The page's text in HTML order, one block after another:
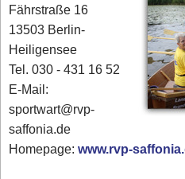
Fährstraße 16
13503 Berlin-
Heiligensee
Tel. 030 - 431 16 52
E-Mail:
sportwart@rvp-
saffonia.de
Homepage:www.rvp-